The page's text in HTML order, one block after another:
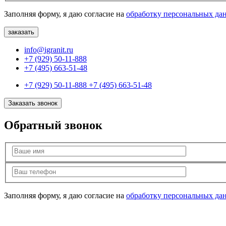
Заполняя форму, я даю согласие на обработку персональных
info@igranit.ru
+7 (929) 50-11-888
+7 (495) 663-51-48
+7 (929) 50-11-888 +7 (495) 663-51-48
Заказать звонок
Обратный звонок
Заполняя форму, я даю согласие на обработку персональных